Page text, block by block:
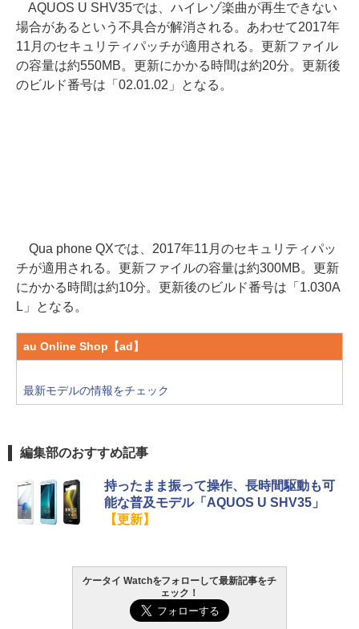
AQUOS U SHV35では、ハイレゾ楽曲が再生できない
場合があるという不具合が解消される。あわせて2017年
11月のセキュリティパッチが適用される。更新ファイル
の容量は約550MB。更新にかかる時間は約20分。更新後
のビルド番号は「02.01.02」となる。
Qua phone QXでは、2017年11月のセキュリティパッ
チが適用される。更新ファイルの容量は約300MB。更新
にかかる時間は約10分。更新後のビルド番号は「1.030A
L」となる。
au Online Shop【ad】
最新モデルの情報をチェック
編集部のおすすめ記事
持ったまま振って操作、長時間駆動も可
能な普及モデル「AQUOS U SHV35」
【更新】
ケータイ Watchをフォローして最新記事をチ
ェック！